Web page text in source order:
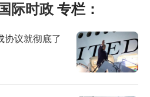
国际时政 专栏：
协议就彻底了